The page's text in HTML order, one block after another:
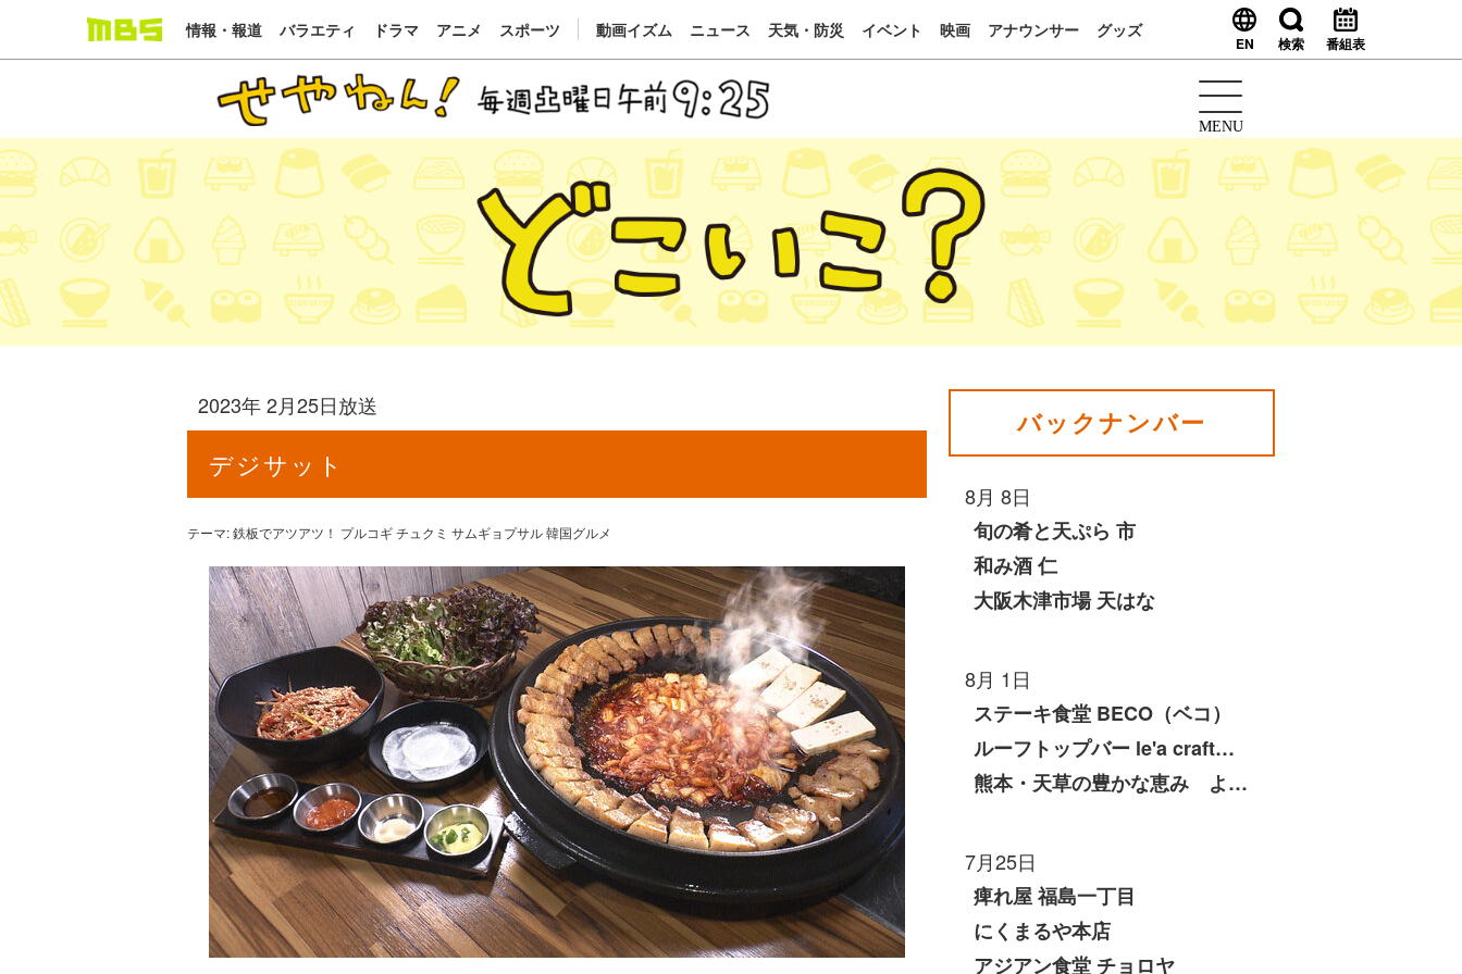
情報・報道 バラエティ ドラマ アニメ スポーツ 動画イズム ニュース 天気・防災 イベント 映画 アナウンサー グッズ
EN 検索 番組表
MENU
2023年 2月25日放送
デジサット
テーマ: 鉄板でアツアツ！ プルコギ チュクミ サムギョプサル 韓国グルメ
バックナンバー
8月 8日
旬の肴と天ぷら 市
和み酒 仁
大阪木津市場 天はな
8月 1日
ステーキ食堂 BECO（ベコ）
ルーフトップバー le'a craft（レアクラフト）
熊本・天草の豊かな恵み よしたけ
7月25日
痺れ屋 福島一丁目
にくまるや本店
アジアン食堂 チョロヤ